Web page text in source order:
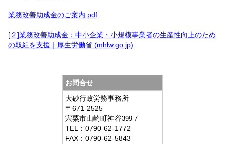
業務改善助成金のご案内.pdf
[２]業務改善助成金：中小企業・小規模事業者の生産性向上のため
の取組を支援｜厚生労働省 (mhlw.go.jp)
お問合せ
大砂行政労務事務所
〒671-2525
宍粟市山崎町神谷399-7
TEL： 0790-62-1772
FAX： 0790-62-5843